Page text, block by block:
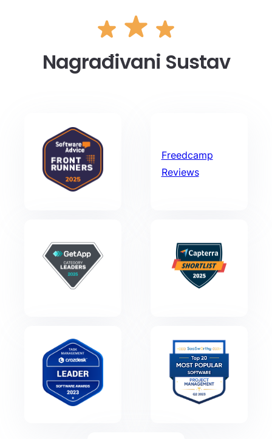
Nagrađivani Sustav
Freedcamp
Reviews